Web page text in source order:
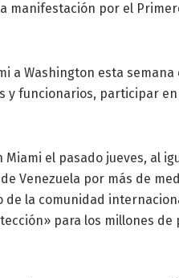
manifestación por el
a Washington esta
y funcionarios, participar
el pasado jueves, al
Venezuela por más de
de la comunidad
para los millones de